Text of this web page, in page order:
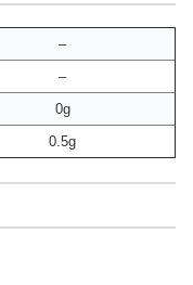
–
–
0g
0.5g